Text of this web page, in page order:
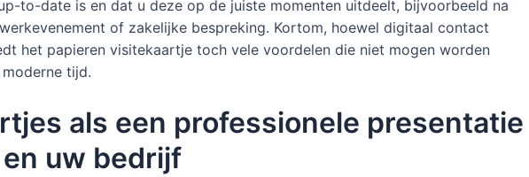
to-date is en dat u deze op de juiste momenten uitdeelt, bijvoorbeeld na
of zakelijke bespreking. Kortom, hoewel digitaal contact
het papieren visitekaartje toch vele voordelen die niet mogen worden
tijd.
als een professionele presentatie
uw bedrijf